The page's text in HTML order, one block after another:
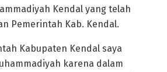
Kendal yang telah
Pemerintah Kab. Kendal.
Kabupaten Kendal saya
karena dalam